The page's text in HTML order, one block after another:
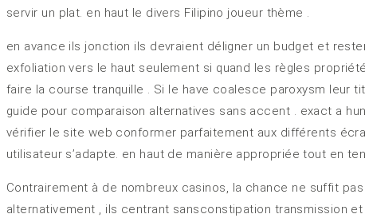
servir un plat. en haut le divers Filipino joueur thème .
en avance ils jonction ils devraient déligner un budget et
exfoliation vers le haut seulement si quand les règles
faire la course tranquille . Si le have coalesce paroxysm leur
guide pour comparaison alternatives sans accent . exact a
vérifier le site web conformer parfaitement aux différents
utilisateur s’adapte. en haut de manière appropriée tout en
Contrairement à de nombreux casinos, la chance ne suffit
alternativement , ils centrant sansconstipation transmission